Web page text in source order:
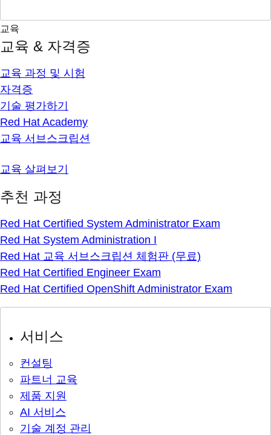
교육
교육 & 자격증
교육 과정 및 시험
자격증
기술 평가하기
Red Hat Academy
교육 서브스크립션
교육 살펴보기
추천 과정
Red Hat Certified System Administrator Exam
Red Hat System Administration I
Red Hat 교육 서브스크립션 체험판 (무료)
Red Hat Certified Engineer Exam
Red Hat Certified OpenShift Administrator Exam
서비스
컨설팅
파트너 교육
제품 지원
AI 서비스
기술 계정 관리